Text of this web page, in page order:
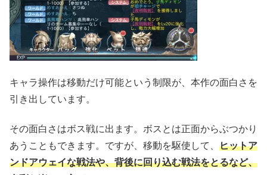
キャラ操作は移動だけ可能という制限が、本作の面白さを
引き出しています。
その面白さはボス戦に出ます。ボスとは正面からぶつかり
あうこともできます。ですが、移動を駆使して、 ヒットア
ンドアウェイな戦法や、背後に回り込む戦法をとるなど、